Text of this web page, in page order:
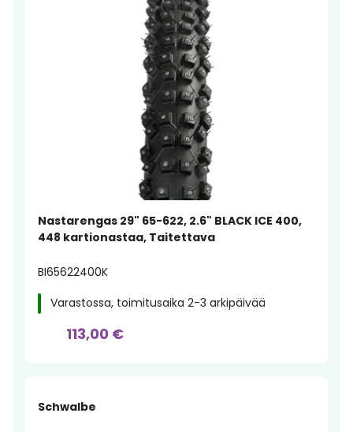
Nastarengas 29" 65-622, 2.6" BLACK ICE 400,
448 kartionastaa, Taitettava
BI65622400K
Varastossa, toimitusaika 2-3 arkipäivää
113,00 €
Schwalbe